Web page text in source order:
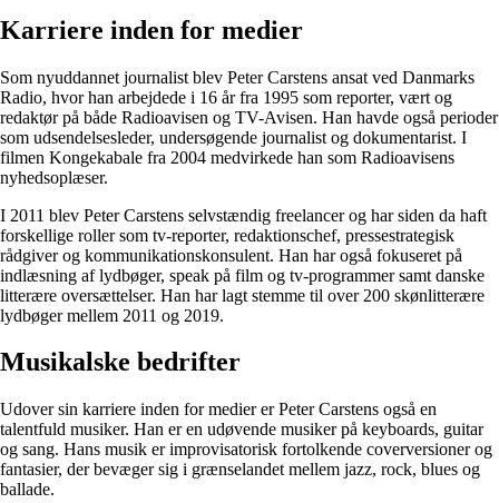
Karriere inden for medier
Som nyuddannet journalist blev Peter Carstens ansat ved Danmarks
Radio, hvor han arbejdede i 16 år fra 1995 som reporter, vært og
redaktør på både Radioavisen og TV-Avisen. Han havde også perioder
som udsendelsesleder, undersøgende journalist og dokumentarist. I
filmen Kongekabale fra 2004 medvirkede han som Radioavisens
nyhedsoplæser.
I 2011 blev Peter Carstens selvstændig freelancer og har siden da haft
forskellige roller som tv-reporter, redaktionschef, pressestrategisk
rådgiver og kommunikationskonsulent. Han har også fokuseret på
indlæsning af lydbøger, speak på film og tv-programmer samt danske
litterære oversættelser. Han har lagt stemme til over 200 skønlitterære
lydbøger mellem 2011 og 2019.
Musikalske bedrifter
Udover sin karriere inden for medier er Peter Carstens også en
talentfuld musiker. Han er en udøvende musiker på keyboards, guitar
og sang. Hans musik er improvisatorisk fortolkende coverversioner og
fantasier, der bevæger sig i grænselandet mellem jazz, rock, blues og
ballade.